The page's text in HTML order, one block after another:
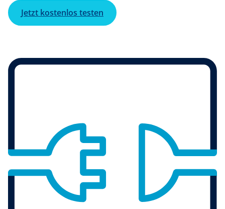
Jetzt kostenlos testen